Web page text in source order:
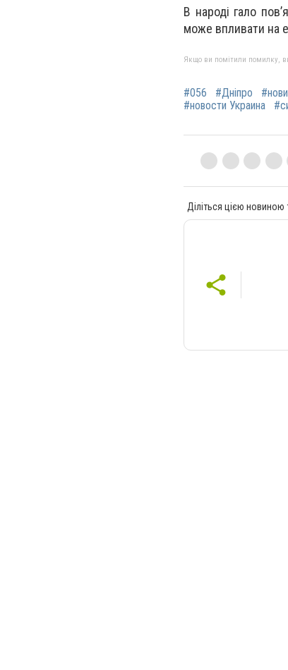
В народі гало
може впливати на
Якщо ви помітили помилку,
#056 #Дніпро
#новости Украина
Діліться цією новиною